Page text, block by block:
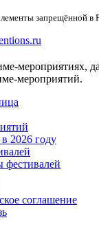
запрещённой в
мероприятиях,
мероприятий.
2026 году
фестивалей
соглашение